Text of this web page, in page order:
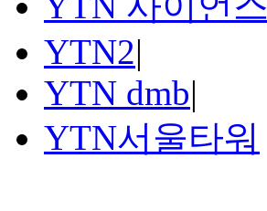
YTN2|
YTN dmb|
YTN서울타워